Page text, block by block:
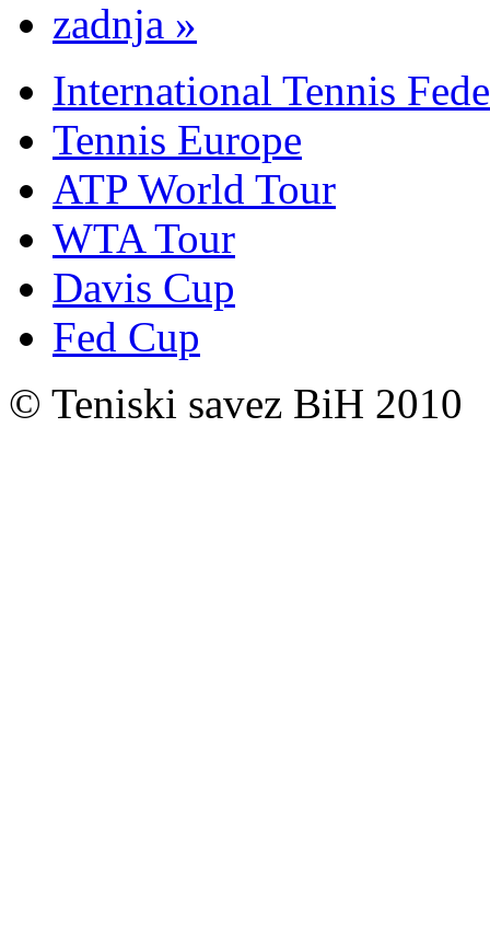
zadnja »
International Tennis
Tennis Europe
ATP World Tour
WTA Tour
Davis Cup
Fed Cup
© Teniski savez BiH 2010